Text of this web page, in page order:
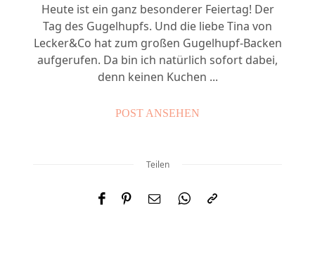
Heute ist ein ganz besonderer Feiertag! Der
Tag des Gugelhupfs. Und die liebe Tina von
Lecker&Co hat zum großen Gugelhupf-Backen
aufgerufen. Da bin ich natürlich sofort dabei,
denn keinen Kuchen ...
POST ANSEHEN
Teilen